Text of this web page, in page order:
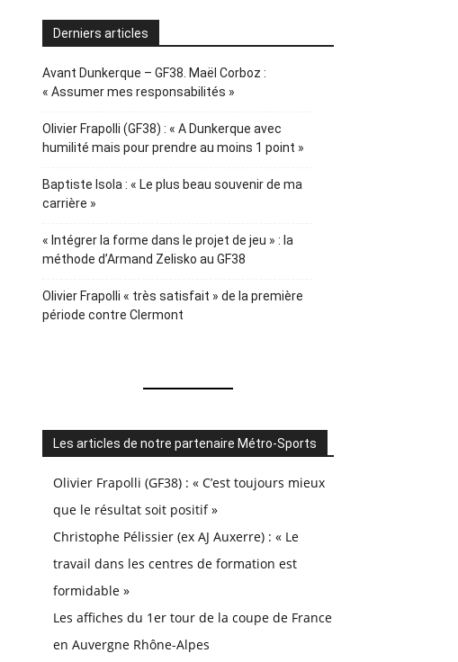
Derniers articles
Avant Dunkerque – GF38. Maël Corboz :
« Assumer mes responsabilités »
Olivier Frapolli (GF38) : « A Dunkerque avec
humilité mais pour prendre au moins 1 point »
Baptiste Isola : « Le plus beau souvenir de ma
carrière »
« Intégrer la forme dans le projet de jeu » : la
méthode d’Armand Zelisko au GF38
Olivier Frapolli « très satisfait » de la première
période contre Clermont
Les articles de notre partenaire Métro-Sports
Olivier Frapolli (GF38) : « C’est toujours mieux
que le résultat soit positif »
Christophe Pélissier (ex AJ Auxerre) : « Le
travail dans les centres de formation est
formidable »
Les affiches du 1er tour de la coupe de France
en Auvergne Rhône-Alpes